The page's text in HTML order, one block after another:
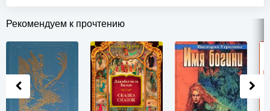
Рекомендуем к прочтению